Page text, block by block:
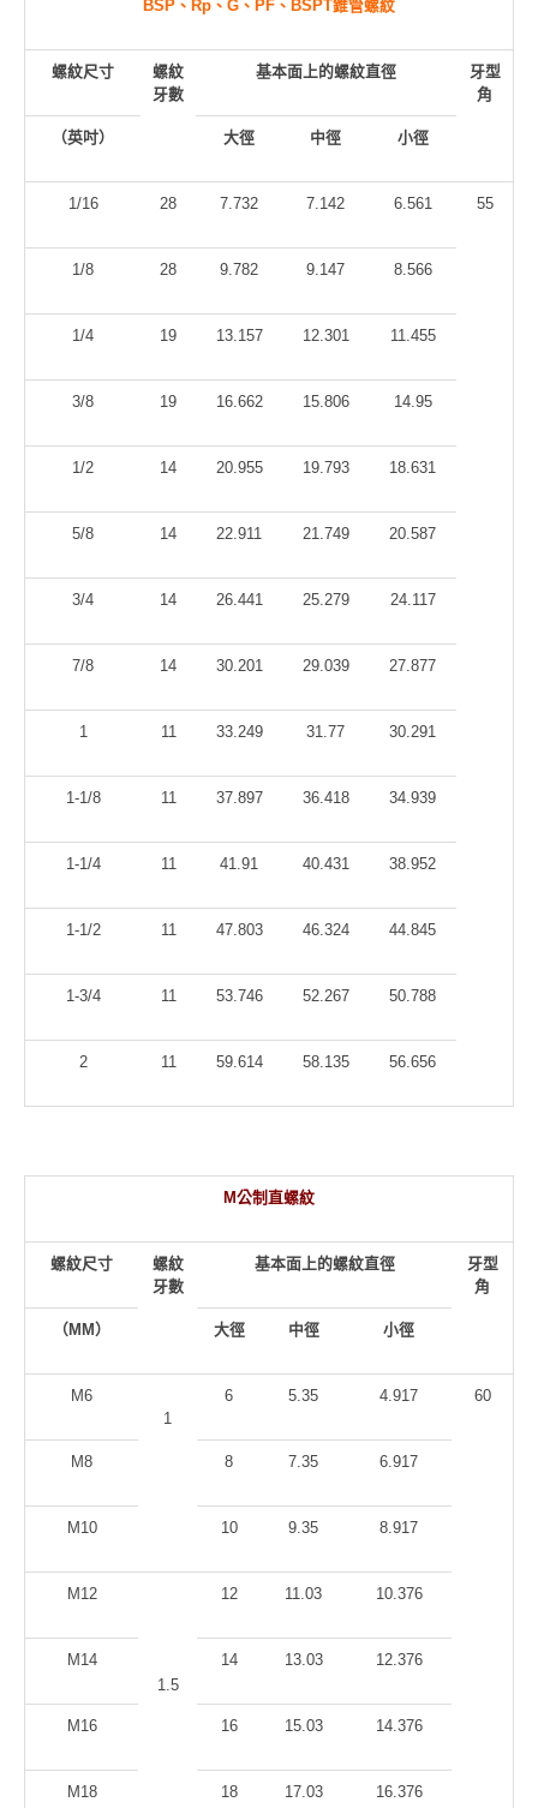
BSP 、Rp、G、PF、BSPT錐管螺紋
螺紋尺寸
螺紋
牙數
基本面上的螺紋直徑
牙型
角
（英吋） 大徑 中徑 小徑
1/16 28 7.732 7.142 6.561 55
1/8 28 9.782 9.147 8.566
1/4 19 13.157 12.301 11.455
3/8 19 16.662 15.806 14.95
1/2 14 20.955 19.793 18.631
5/8 14 22.911 21.749 20.587
3/4 14 26.441 25.279 24.117
7/8 14 30.201 29.039 27.877
1 11 33.249 31.77 30.291
1-1/8 11 37.897 36.418 34.939
1-1/4 11 41.91 40.431 38.952
1-1/2 11 47.803 46.324 44.845
1-3/4 11 53.746 52.267 50.788
2 11 59.614 58.135 56.656
M公制直螺紋
螺紋尺寸
螺紋
牙數
基本面上的螺紋直徑
牙型
角
（MM） 大徑 中徑 小徑
M6
1
6 5.35 4.917 60
M8 8 7.35 6.917
M10 10 9.35 8.917
M12
1.5
12 11.03 10.376
M14 14 13.03 12.376
M16 16 15.03 14.376
M18 18 17.03 16.376